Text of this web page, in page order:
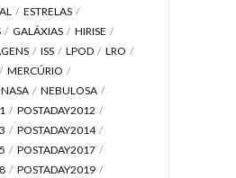
ESTRELAS
GALÁXIAS
HIRISE
ISS LPOD
LRO
MERCÚRIO
NASA
NEBULOSA
POSTADAY2012
POSTADAY2014
POSTADAY2017
POSTADAY2019